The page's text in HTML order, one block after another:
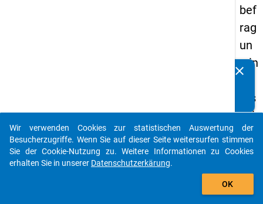
bef
rag
un
g in
uts
chl
an
d
clear
auto_stories
add_shopping_cart
Wir verwenden Cookies zur statistischen Auswertung der
Besucherzugriffe. Wenn Sie auf dieser Seite weitersurfen stimmen
Sie der Cookie-Nutzung zu. Weitere Informationen zu Cookies
erhalten Sie in unserer Datenschutzerkärung.
OK